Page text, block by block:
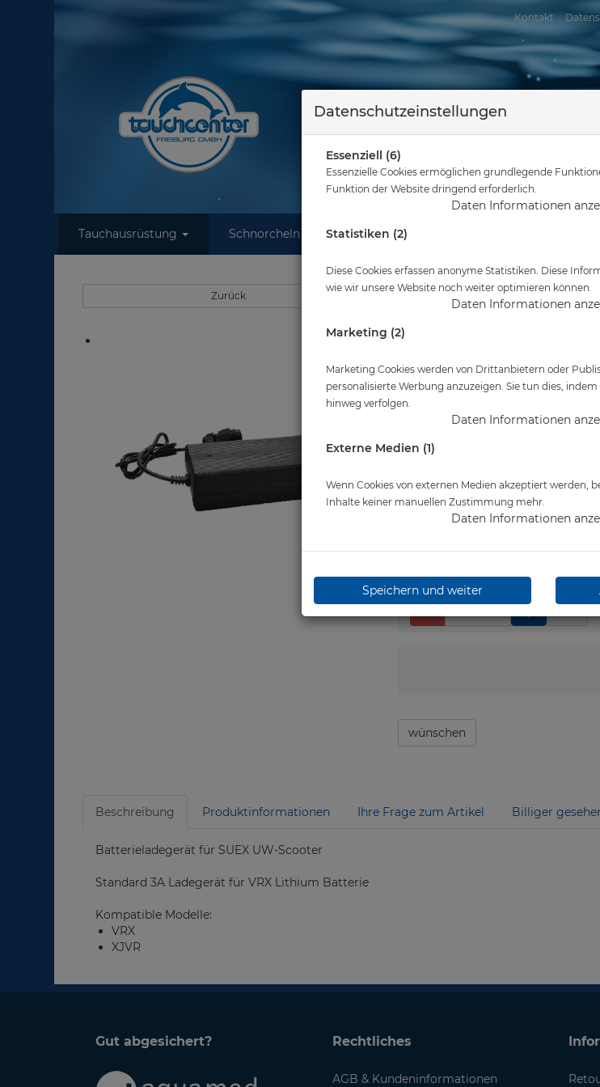
Kontakt
Tauchausrüstung Schnorcheln Wassersport
Sie sind hier Tauchausrüstung SUEX Batterie-
Zurück
SUEX Batterie-Ladegerät
Artikelnr.: suex-71101
Herstellerpreis: 101,15 €
Lieferbar in bitte telef.
wünschen
Beschreibung Produktinformationen Ihre Frage zum Artikel Billiger
Batterieladegerät für SUEX UW-Scooter
Standard 3A Ladegerät für VRX Lithium Batterie
Kompatible Modelle:
VRX
XJVR
Gut abgesichert? Rechtliches
AGB & Kundeninformationen
Datenschutzeinstellungen
Essenziell (6)
Essenzielle Cookies ermöglichen grundlegende
Funktion der Website dringend erforderlich.
Daten Informationen
Statistiken (2)
Diese Cookies erfassen anonyme Statistiken. Diese
wie wir unsere Website noch weiter optimieren können.
Daten Informationen
Marketing (2)
Marketing Cookies werden von Drittanbietern oder
personalisierte Werbung anzuzeigen. Sie tun dies,
hinweg verfolgen.
Daten Informationen
Externe Medien (1)
Wenn Cookies von externen Medien akzeptiert werden,
Inhalte keiner manuellen Zustimmung mehr.
Daten Informationen
Speichern und weiter